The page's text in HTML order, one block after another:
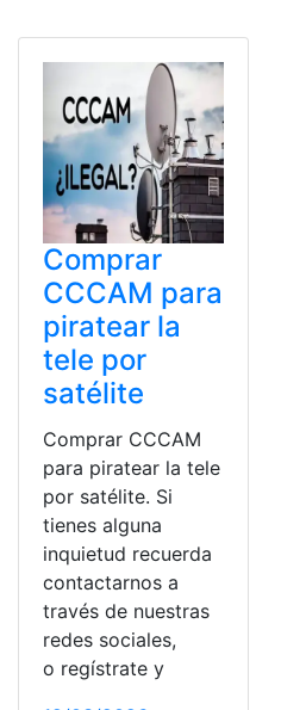
Comprar
CCCAM para
piratear la
tele por
satélite
Comprar CCCAM
para piratear la tele
por satélite. Si
tienes alguna
inquietud recuerda
contactarnos a
través de nuestras
redes sociales,
o regístrate y